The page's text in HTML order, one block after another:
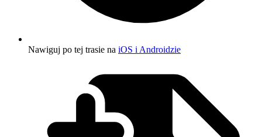
Nawiguj po tej trasie na iOS i Androidzie